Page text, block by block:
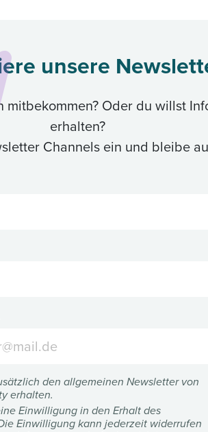
unsere
Oder du willst
erhalten?
Channels ein und bleibe
den allgemeinen Newsletter von
erhalten.
Einwilligung in den Erhalt des
Einwilligung kann jederzeit widerrufen